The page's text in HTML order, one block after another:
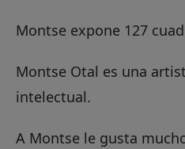
Montse expone 127
Montse Otal es una
intelectual.
A Montse le gusta